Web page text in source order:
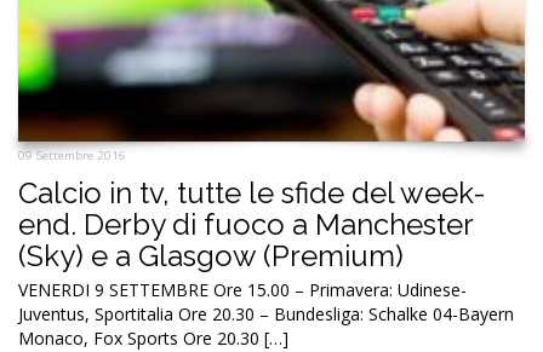
09 Settembre 2016
Calcio in tv, tutte le sfide del week-
end. Derby di fuoco a Manchester
(Sky) e a Glasgow (Premium)
VENERDI 9 SETTEMBRE Ore 15.00 – Primavera: Udinese-
Juventus, Sportitalia Ore 20.30 – Bundesliga: Schalke 04-Bayern
Monaco, Fox Sports Ore 20.30 […]